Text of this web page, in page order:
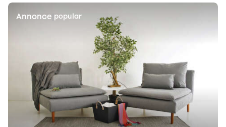
Annonce popular